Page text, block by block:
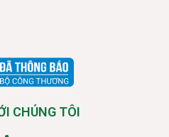
CHÚNG TÔI